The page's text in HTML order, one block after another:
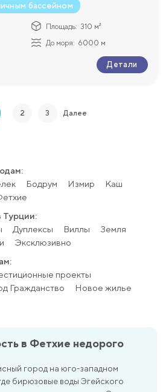
бассейном
Площадь: 310 м²
До моря: 6000 м
Детали
2 3 Далее
Бодрум Измир
Каш
Турции:
Дуплексы Виллы
Земля
Эксклюзивно
проекты
Гражданство
Новое жилье
в Фетхие недорого
город на юго-западном
бирюзовые воды Эгейского